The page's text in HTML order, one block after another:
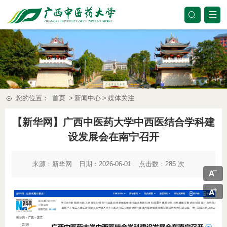
您的位置： 首页 > 新闻中心 > 媒体关注
【新华网】广西中医药大学中西医结合学科建
设发展会在南宁召开
来源： 新华网 日期：2026-06-01 点击数： 285次